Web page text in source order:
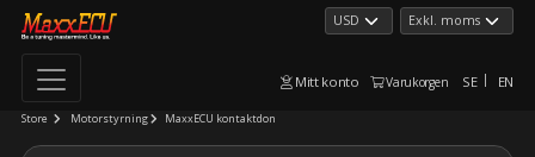
Mitt konto Varukorgen SE EN
Store Motorstyrning MaxxECU kontaktdon